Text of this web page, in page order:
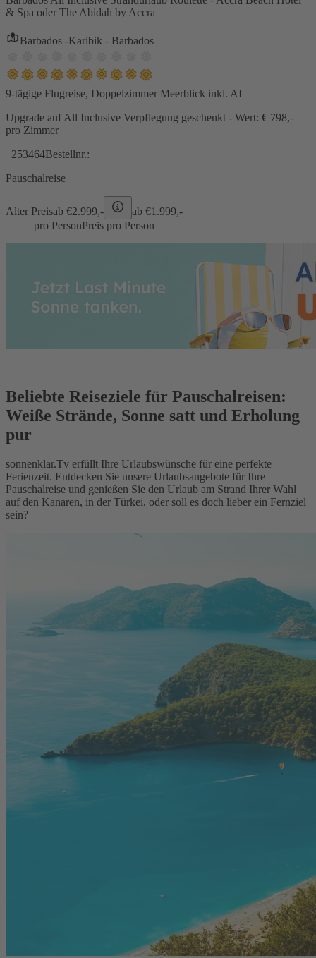
& Spa oder The Abidah by Accra
Barbados -Karibik - Barbados
9-tägige Flugreise, Doppelzimmer Meerblick inkl. AI
Upgrade auf All Inclusive Verpflegung geschenkt - Wert: € 798,-
pro Zimmer
253464Bestellnr.:
Pauschalreise
Alter Preisab €2.999,- ab €1.999,-
pro PersonPreis pro Person
Beliebte Reiseziele für Pauschalreisen:
Weiße Strände, Sonne satt und Erholung
pur
sonnenklar.Tv erfüllt Ihre Urlaubswünsche für eine perfekte
Ferienzeit. Entdecken Sie unsere Urlaubsangebote für Ihre
Pauschalreise und genießen Sie den Urlaub am Strand Ihrer Wahl
auf den Kanaren, in der Türkei, oder soll es doch lieber ein Fernziel
sein?